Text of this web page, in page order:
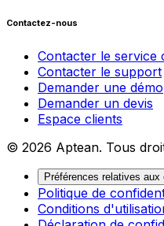
Contactez-nous
Contacter le service
Contacter le support
Demander une démo
Demander un devis
Espace clients
© 2026 Aptean. Tous
Préférences relatives aux
Politique de
Conditions